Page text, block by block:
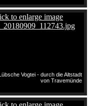
Lübsche Vogtei - durch die Altstadt
von Travemünde